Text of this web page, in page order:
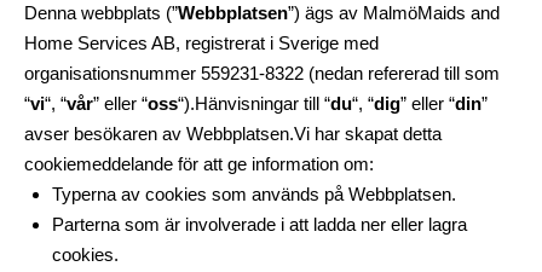
Kontakt
Denna webbplats (”Webbplatsen”) ägs av MalmöMaids and
Home Services AB, registrerat i Sverige med
organisationsnummer 559231-8322 (nedan refererad till som
“vi“, “vår” eller “oss“).Hänvisningar till “du“, “dig” eller “din”
avser besökaren av Webbplatsen.Vi har skapat detta
cookiemeddelande för att ge information om:
Typerna av cookies som används på Webbplatsen.
Parterna som är involverade i att ladda ner eller lagra
cookies.